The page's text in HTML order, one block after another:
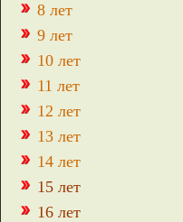
8 лет
9 лет
10 лет
11 лет
12 лет
13 лет
14 лет
15 лет
16 лет